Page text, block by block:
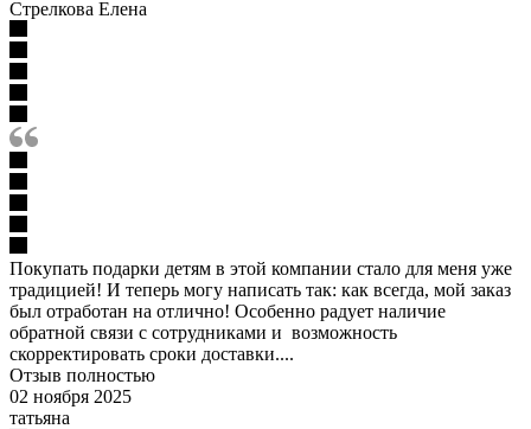
Стрелкова Елена
Покупать подарки детям в этой компании стало для меня уже
традицией! И теперь могу написать так: как всегда, мой заказ
был отработан на отлично! Особенно радует наличие
обратной связи с сотрудниками и возможность
скорректировать сроки доставки....
Отзыв полностью
02 ноября 2025
татьяна